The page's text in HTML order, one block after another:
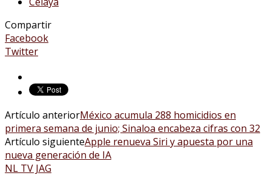
Compartir
Facebook
Twitter
Artículo anteriorMéxico acumula 288 homicidios en
primera semana de junio; Sinaloa encabeza cifras con 32
Artículo siguienteApple renueva Siri y apuesta por una
nueva generación de IA
NL TV JAG